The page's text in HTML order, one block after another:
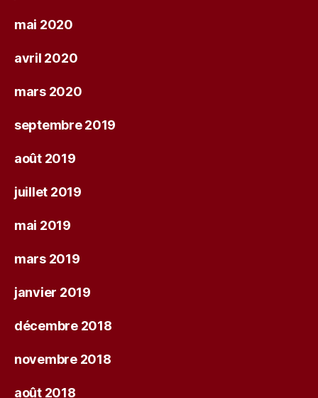
mai 2020
avril 2020
mars 2020
septembre 2019
août 2019
juillet 2019
mai 2019
mars 2019
janvier 2019
décembre 2018
novembre 2018
août 2018